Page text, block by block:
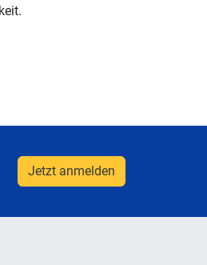
Jetzt anmelden